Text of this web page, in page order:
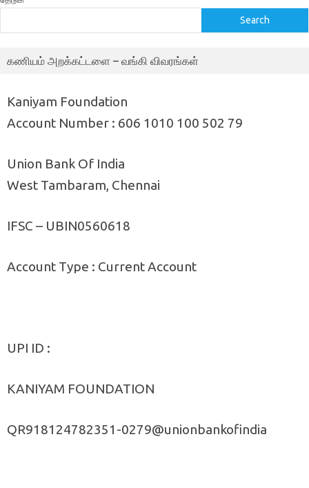
Search
கணியம் அறக்கட்டளை – வங்கி விவரங்கள்
Kaniyam Foundation
Account Number : 606 1010 100 502 79
Union Bank Of India
West Tambaram, Chennai
IFSC – UBIN0560618
Account Type : Current Account
UPI ID :
KANIYAM FOUNDATION
QR918124782351-0279@unionbankofindia